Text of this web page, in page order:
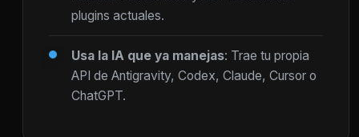
plugins actuales.
Usa la IA que ya manejas: Trae tu propia
API de Antigravity, Codex, Claude, Cursor o
ChatGPT.